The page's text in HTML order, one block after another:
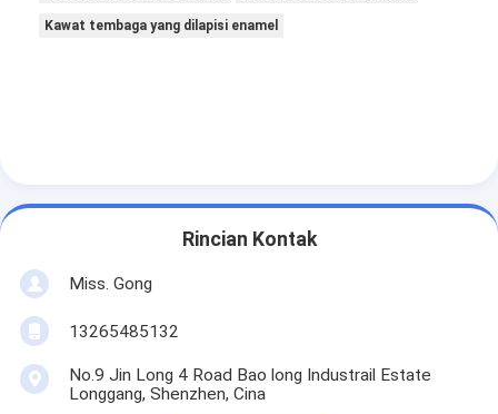
Kawat tembaga yang dilapisi enamel
Rincian Kontak
Miss. Gong
13265485132
No.9 Jin Long 4 Road Bao long Industrail Estate
Longgang, Shenzhen, Cina